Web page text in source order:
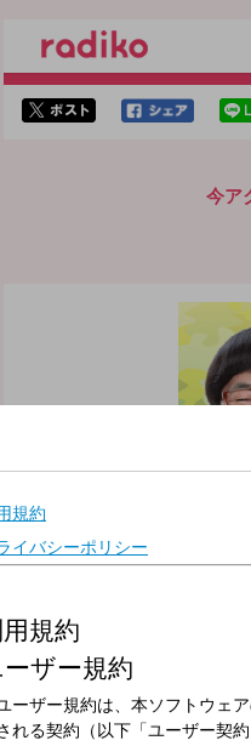
今ア
放送時間
2025年10月30日（木